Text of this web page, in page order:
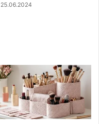
25.06.2024